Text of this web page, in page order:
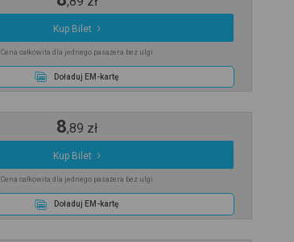
Kup Bilet
Cena całkowita dla jednego pasażera bez ulgi
Doładuj EM-kartę
8,89 zł
Kup Bilet
Cena całkowita dla jednego pasażera bez ulgi
Doładuj EM-kartę